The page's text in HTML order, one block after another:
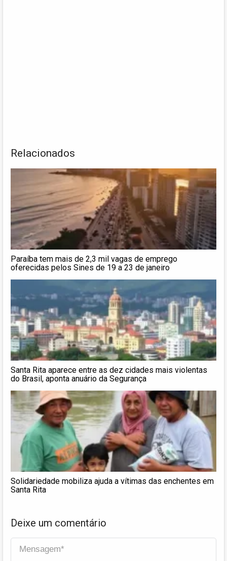
Relacionados
Paraíba tem mais de 2,3 mil vagas de emprego
oferecidas pelos Sines de 19 a 23 de janeiro
Santa Rita aparece entre as dez cidades mais violentas
do Brasil, aponta anuário da Segurança
Solidariedade mobiliza ajuda a vítimas das enchentes em
Santa Rita
Deixe um comentário